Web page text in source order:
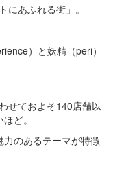
あふれる街」。
）と妖精（peri）
せておよそ140店舗以
ど。
のあるテーマが特徴